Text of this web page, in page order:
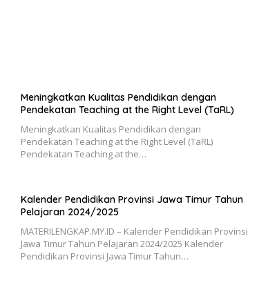
Meningkatkan Kualitas Pendidikan dengan
Pendekatan Teaching at the Right Level (TaRL)
Meningkatkan Kualitas Pendidikan dengan
Pendekatan Teaching at the Right Level (TaRL)
Pendekatan Teaching at the…
Kalender Pendidikan Provinsi Jawa Timur Tahun
Pelajaran 2024/2025
MATERILENGKAP.MY.ID – Kalender Pendidikan Provinsi
Jawa Timur Tahun Pelajaran 2024/2025 Kalender
Pendidikan Provinsi Jawa Timur Tahun…